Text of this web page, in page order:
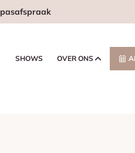
pasafspraak
SHOWS OVER ONS